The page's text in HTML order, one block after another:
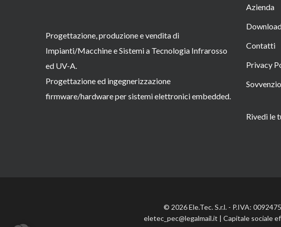
Progettazione, produzione e vendita di
Impianti/Macchine e Sistemi a Tecnologia Infrarosso
ed UV-A.
Progettazione ed ingegnerizzazione
firmware/hardware per sistemi elettronici embedded.
Azienda
Contatti
Privacy
Rivedi le
© 2026 Ele.Tec. S.r.l. - P.IVA:
eletec_pec@legalmail.it | Capitale sociale